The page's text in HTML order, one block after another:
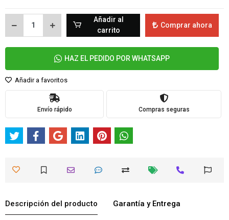
Añadir al
carrito
Comprar ahora
HAZ EL PEDIDO POR WHATSAPP
Añadir a favoritos
Envío rápido Compras seguras
Descripción del producto Garantía y Entrega